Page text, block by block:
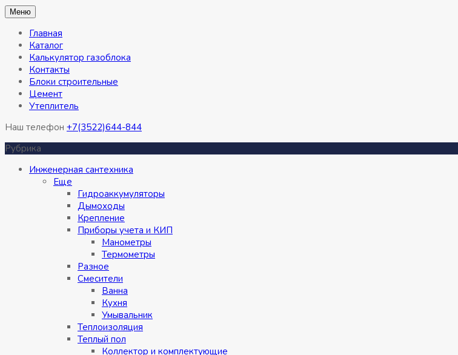
Меню
Главная
Каталог
Калькулятор газоблока
Контакты
Блоки строительные
Цемент
Утеплитель
Наш телефон +7(3522)644-844
Рубрика
Инженерная сантехника
Eще
Гидроаккумуляторы
Дымоходы
Крепление
Приборы учета и КИП
Манометры
Термометры
Разное
Смесители
Ванна
Кухня
Умывальник
Теплоизоляция
Теплый пол
Коллектор и комплектующие